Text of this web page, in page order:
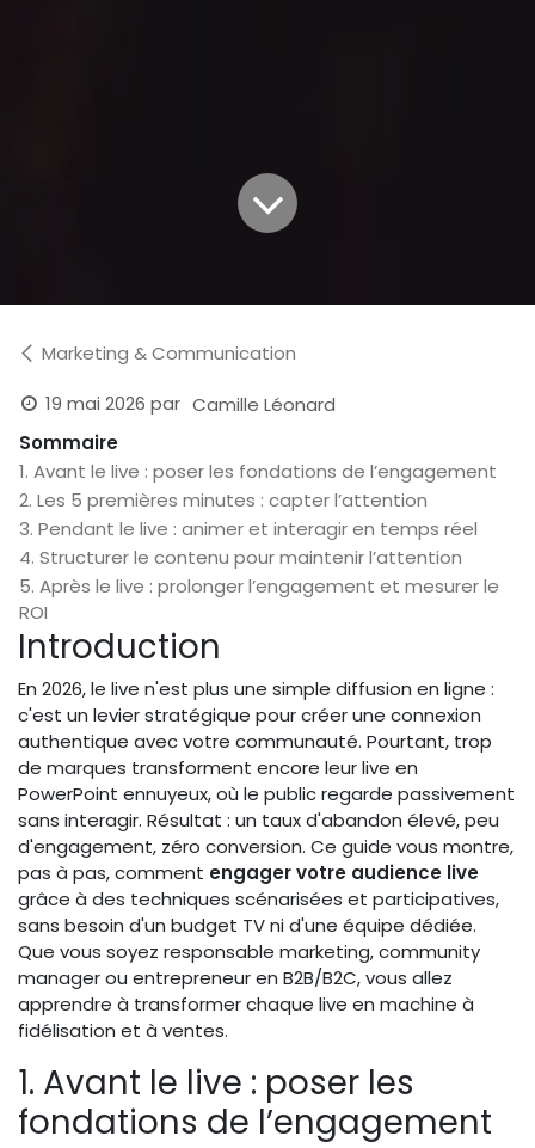
Marketing & Communication
19 mai 2026 par Camille Léonard
Sommaire
1. Avant le live : poser les fondations de l’engagement
2. Les 5 premières minutes : capter l’attention
3. Pendant le live : animer et interagir en temps réel
4. Structurer le contenu pour maintenir l’attention
5. Après le live : prolonger l’engagement et mesurer le
ROI
Introduction
En 2026, le live n'est plus une simple diffusion en ligne :
c'est un levier stratégique pour créer une connexion
authentique avec votre communauté. Pourtant, trop
de marques transforment encore leur live en
PowerPoint ennuyeux, où le public regarde passivement
sans interagir. Résultat : un taux d'abandon élevé, peu
d'engagement, zéro conversion. Ce guide vous montre,
pas à pas, comment engager votre audience live
grâce à des techniques scénarisées et participatives,
sans besoin d'un budget TV ni d'une équipe dédiée.
Que vous soyez responsable marketing, community
manager ou entrepreneur en B2B/B2C, vous allez
apprendre à transformer chaque live en machine à
fidélisation et à ventes.
1. Avant le live : poser les
fondations de l’engagement